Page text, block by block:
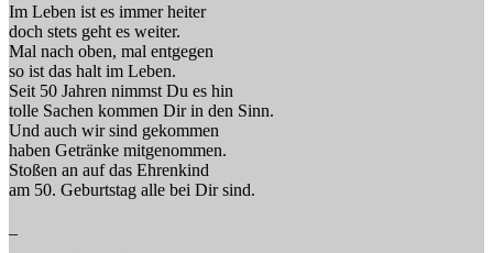
Im Leben ist es immer heiter
doch stets geht es weiter.
Mal nach oben, mal entgegen
so ist das halt im Leben.
Seit 50 Jahren nimmst Du es hin
tolle Sachen kommen Dir in den Sinn.
Und auch wir sind gekommen
haben Getränke mitgenommen.
Stoßen an auf das Ehrenkind
am 50. Geburtstag alle bei Dir sind.